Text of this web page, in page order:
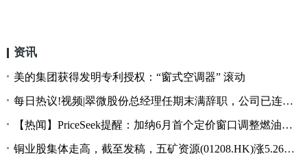
资讯
美的集团获得发明专利授权：“窗式空调器” 滚动
每日热议!视频|翠微股份总经理任期末满辞职，公司已连续四年巨亏
【热闻】PriceSeek提醒：加纳6月首个定价窗口调整燃油价格
铜业股集体走高，截至发稿，五矿资源(01208.HK)涨5.26%，报9.6港元 观焦点